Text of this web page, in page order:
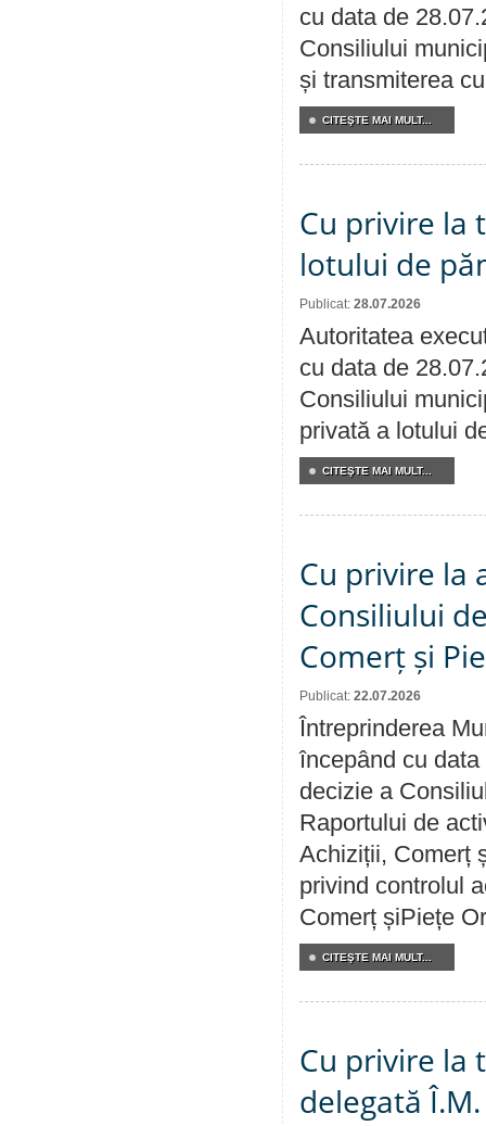
cu data de
Consiliului
și transmiterea
CITEŞTE MAI MULT...
Cu privire la
lotului de
Publicat: 28.07.2026
Autoritatea
cu data de
Consiliului
privată a lotului
CITEŞTE MAI MULT...
Cu privire la
Consiliului
Comerț și
Publicat: 22.07.2026
Întreprinderea
începând cu
decizie a
Raportului de
Achiziții, Comerț
privind controlul
Comerț șiPiețe
CITEŞTE MAI MULT...
Cu privire la
delegată